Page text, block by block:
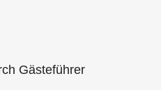
Gästeführer